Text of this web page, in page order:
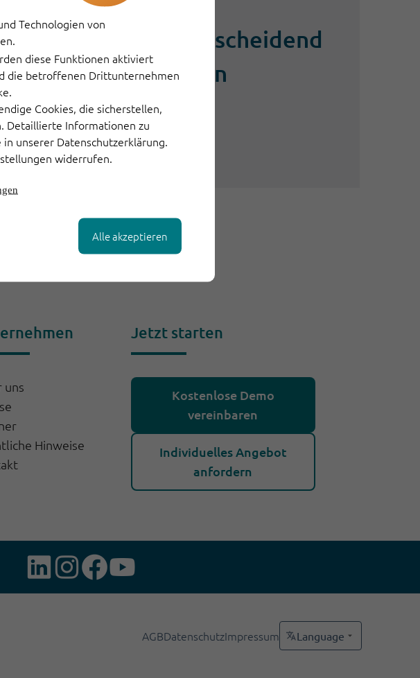
Technologien von
diese Funktionen aktiviert
die betroffenen Drittunternehmen
Cookies, die sicherstellen,
Detaillierte Informationen zu
unserer Datenschutzerklärung.
widerrufen.
Alle akzeptieren
Entscheidend
einen erfolgreichen
uns
Hinweise
Jetzt starten
Kostenlose Demo
vereinbaren
Individuelles Angebot
anfordern
AGBDatenschutzImpressum Language